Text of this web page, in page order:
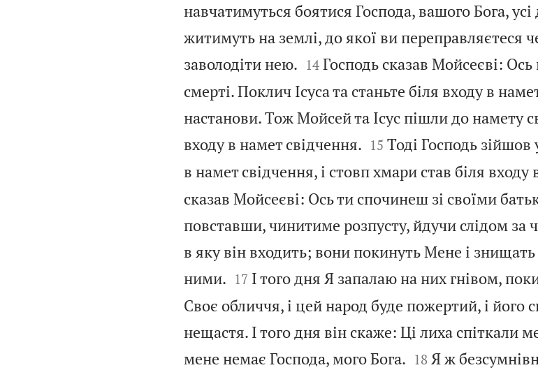
навчатимуться боятися Господа, вашого Бога, усі
житимуть на землі, до якої ви переправляєтеся
заволодіти нею.
14 Господь сказав Мойсеєві: Ось
смерті. Поклич Ісуса та станьте біля входу в
настанови. Тож Мойсей та Ісус пішли до намету
входу в намет свідчення.
15 Тоді Господь зійшов
в намет свідчення, і стовп хмари став біля входу
сказав Мойсеєві: Ось ти спочинеш зі своїми
повставши, чинитиме розпусту, йдучи слідом за
в яку він входить; вони покинуть Мене і знищать
ними.
17 І того дня Я запалаю на них гнівом,
Своє обличчя, і цей народ буде пожертий, і його
нещастя. І того дня він скаже: Ці лиха спіткали
мене немає Господа, мого Бога.
18 Я ж